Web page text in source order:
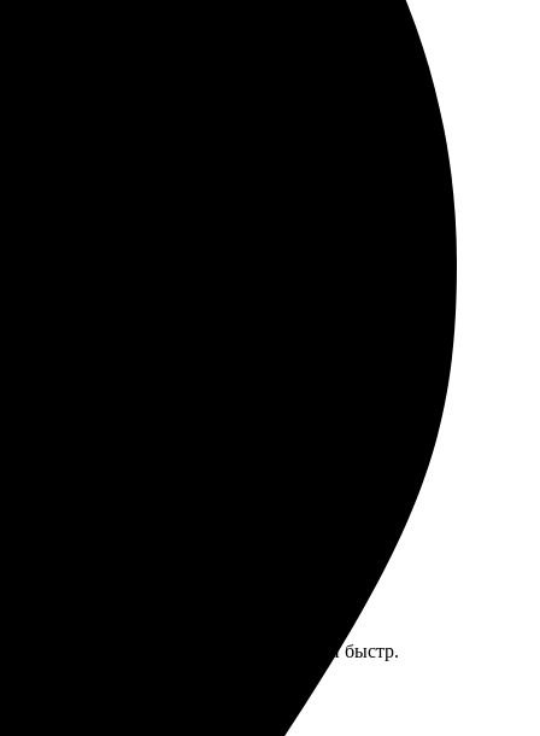
Быстрая загрузка фотографий, много
и качественная. Смело рекомендую всем, кто
печати на высоте, оформление великолепное.
макетов. Процесс оформления прост и быстр.